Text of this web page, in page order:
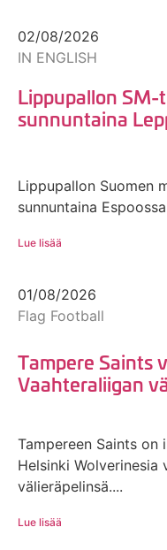
02/08/2026
IN ENGLISH
Lippupallon
sunnuntaina
Lippupallon Suomen
sunnuntaina
Lue lisää
01/08/2026
Flag Football
Tampere Saints
Vaahteraliigan
Tampereen Saints
Helsinki Wolverinesia
välieräpelinsä....
Lue lisää